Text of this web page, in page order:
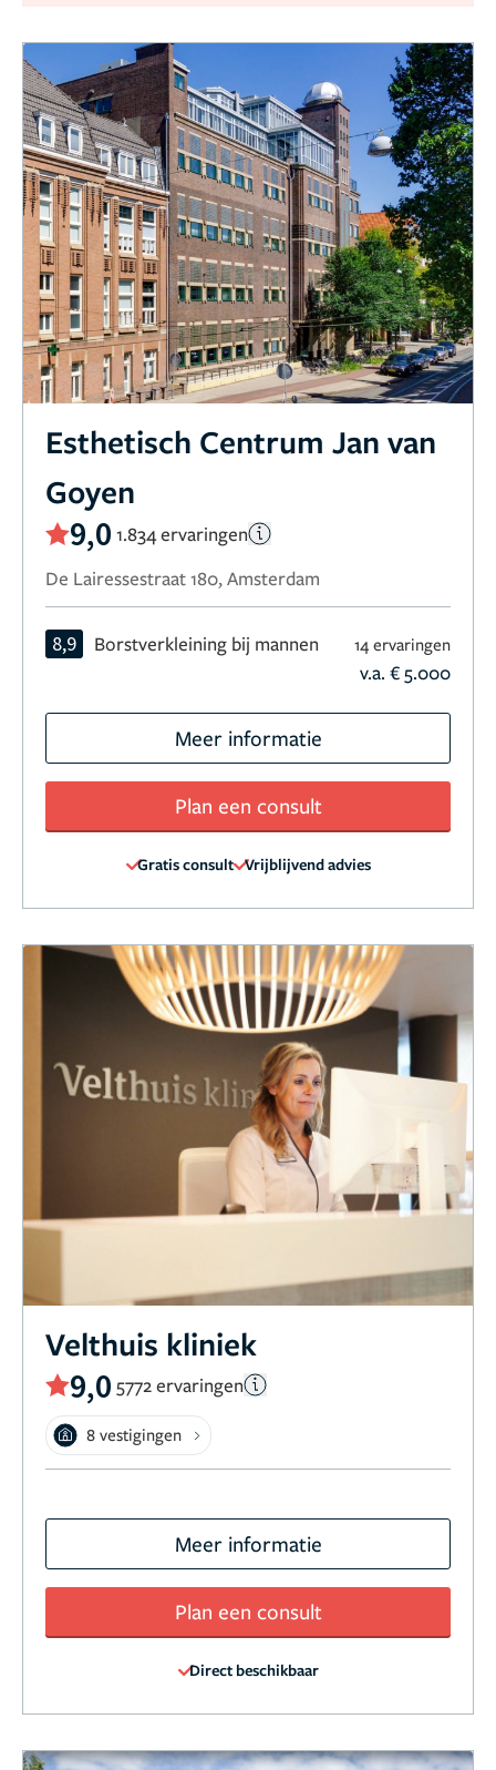
Esthetisch Centrum Jan van
Goyen
9,0 1.834 ervaringen
De Lairessestraat 180, Amsterdam
8,9 Borstverkleining bij mannen 14 ervaringen
v.a. € 5.000
Meer informatie
Plan een consult
Gratis consult Vrijblijvend advies
Velthuis kliniek
9,0 5772 ervaringen
8 vestigingen
Meer informatie
Plan een consult
Direct beschikbaar